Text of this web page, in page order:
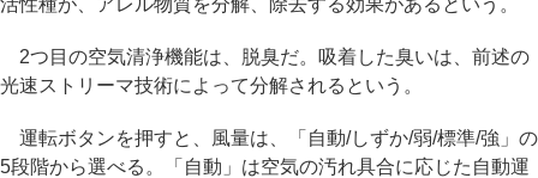
活性種が、アレル物質を分解、除去する効果があるという。
2つ目の空気清浄機能は、脱臭だ。吸着した臭いは、前述の
光速ストリーマ技術によって分解されるという。
運転ボタンを押すと、風量は、「自動/しずか/弱/標準/強」の
5段階から選べる。「自動」は空気の汚れ具合に応じた自動運